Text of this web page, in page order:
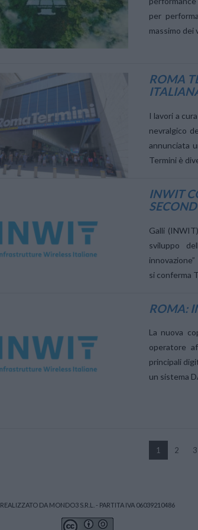
VIEW POST
per
massimo dei
VIEW POST
ROMA
I lavori a
nevralgico
annunciata
Termini è
INWIT
Galli
sviluppo
si conferma
ROMA:
La nuova
operatore
principali
un sistema
1 2 3
REALIZZATO DA MONDO3 S.R.L. - PARTITA IVA 06039210486